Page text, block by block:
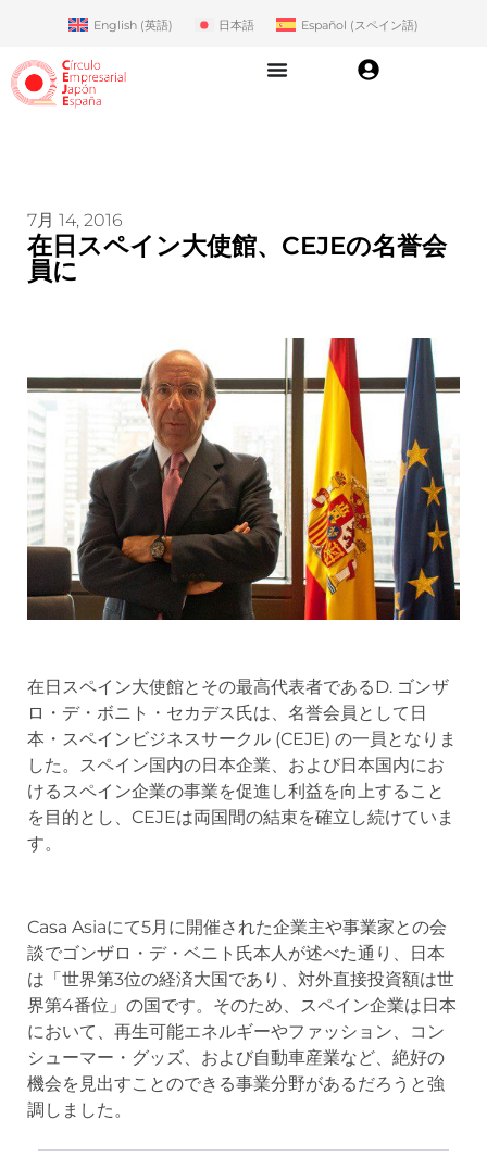
English(英語) 日本語 Español ( スペイン語)
7月 14, 2016
在日スペイン大使館、CEJEの名誉会
員に
在日スペイン大使館とその最高代表者であるD. ゴンザ
ロ・デ・ボニト・セカデス氏は、名誉会員として日
本・スペインビジネスサークル (CEJE) の一員となりま
した。スペイン国内の日本企業、および日本国内にお
けるスペイン企業の事業を促進し利益を向上すること
を目的とし、CEJEは両国間の結束を確立し続けていま
す。
Casa Asiaにて5月に開催された企業主や事業家との会
談でゴンザロ・デ・ベニト氏本人が述べた通り、日本
は「世界第3位の経済大国であり、対外直接投資額は世
界第4番位」の国です。そのため、スペイン企業は日本
において、再生可能エネルギーやファッション、コン
シューマー・グッズ、および自動車産業など、絶好の
機会を見出すことのできる事業分野があるだろうと強
調しました。